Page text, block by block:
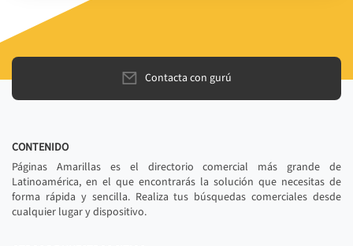
Contacta con gurú
CONTENIDO
Páginas Amarillas es el directorio comercial más grande de
Latinoamérica, en el que encontrarás la solución que necesitas de
forma rápida y sencilla. Realiza tus búsquedas comerciales desde
cualquier lugar y dispositivo.